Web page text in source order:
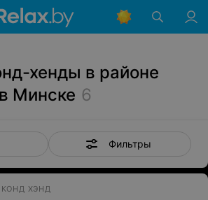
хенды в районе
Минске 6
Фильтры
ХЭНД